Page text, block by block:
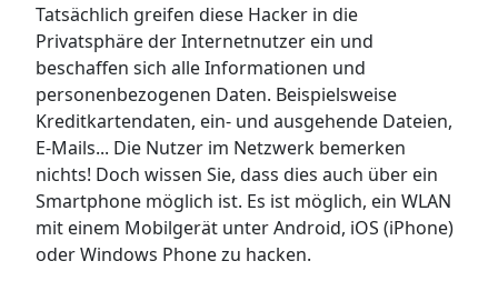
Tatsächlich greifen diese Hacker in die
Privatsphäre der Internetnutzer ein und
beschaffen sich alle Informationen und
personenbezogenen Daten. Beispielsweise
Kreditkartendaten, ein- und ausgehende Dateien,
E-Mails... Die Nutzer im Netzwerk bemerken
nichts! Doch wissen Sie, dass dies auch über ein
Smartphone möglich ist. Es ist möglich, ein WLAN
mit einem Mobilgerät unter Android, iOS (iPhone)
oder Windows Phone zu hacken.